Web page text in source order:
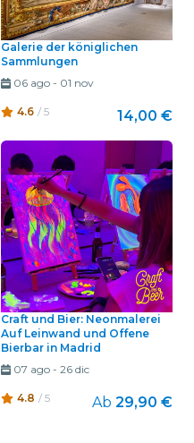
Galerie der königlichen
Sammlungen
06 ago- 01 nov
4.6 / 5 14,00 €
Craft und Bier: Neonmalerei
Auf Leinwand und Offene
Bierbar in Madrid
07 ago- 26 dic
4.8 / 5 Ab 29,90 €